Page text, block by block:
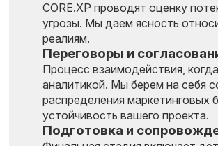
CORE.XP проводят оценку
угрозы. Мы даем ясность
реалиям.
Переговоры и
Процесс взаимодействия,
аналитикой. Мы берем на себя
распределения
устойчивость вашего проекта.
Подготовка и